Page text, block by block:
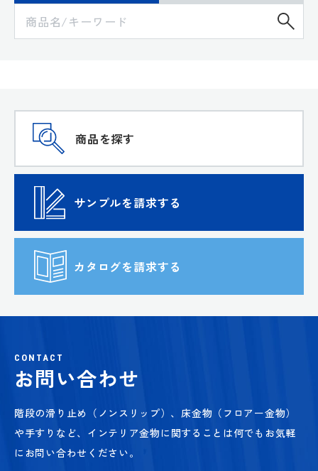
商品を探す
サンプルを請求する
カタログを請求する
CONTACT
お問い合わせ
階段の滑り止め（ノンスリップ）、床金物（フロアー金物）
や手すりなど、 インテリア金物に関することは何でもお気軽
にお問い合わせください。